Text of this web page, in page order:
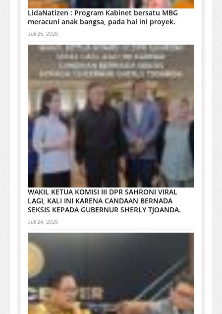
LidaNatizen : Program Kabinet bersatu MBG
meracuni anak bangsa, pada hal ini proyek.
Juli 25, 2026
WAKIL KETUA KOMISI III DPR SAHRONI VIRAL
LAGI, KALI INI KARENA CANDAAN BERNADA
SEKSIS KEPADA GUBERNUR SHERLY TJOANDA.
Juli 24, 2026